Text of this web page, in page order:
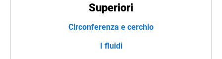
Superiori
Circonferenza e cerchio
I fluidi